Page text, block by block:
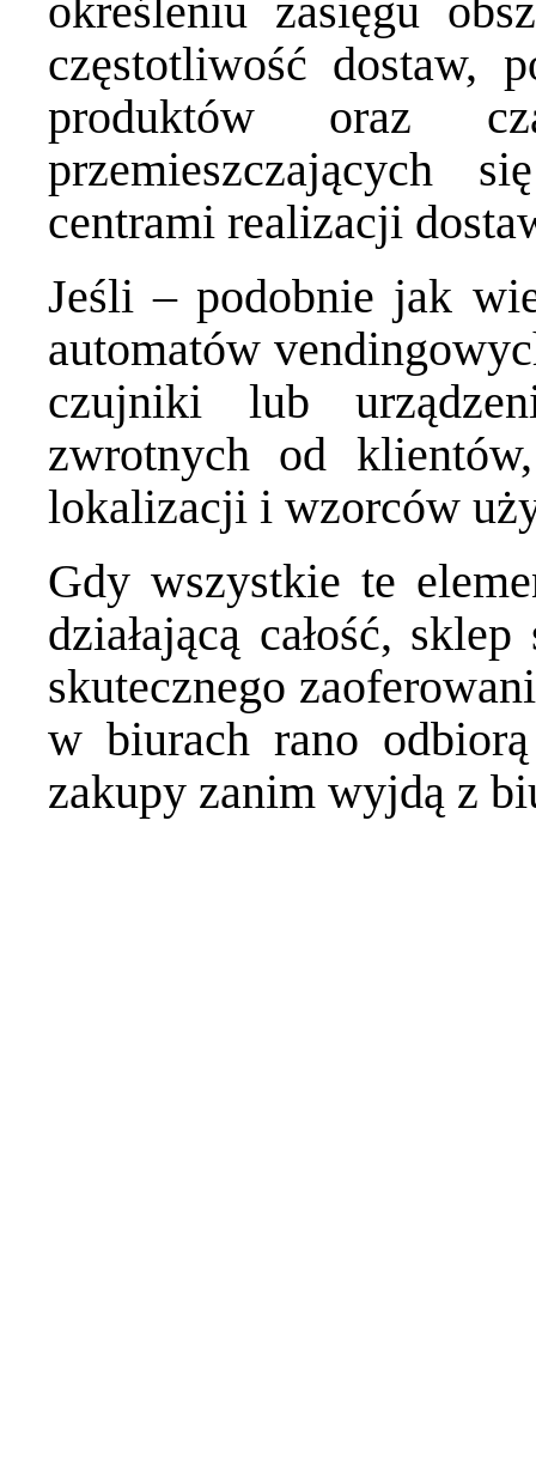
określeniu zasięgu
częstotliwość dostaw,
produktów oraz
przemieszczających
centrami realizacji
Jeśli – podobnie jak
automatów
czujniki lub
zwrotnych od
lokalizacji i wzorców
Gdy wszystkie te
działającą całość,
skutecznego
w biurach rano
zakupy zanim wyjdą z